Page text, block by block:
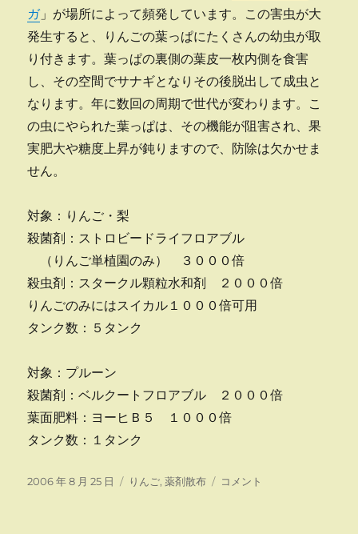
ガ」が場所によって頻発しています。この害虫が大
発生すると、りんごの葉っぱにたくさんの幼虫が取
り付きます。葉っぱの裏側の葉皮一枚内側を食害
し、その空間でサナギとなりその後脱出して成虫と
なります。年に数回の周期で世代が変わります。こ
の虫にやられた葉っぱは、その機能が阻害され、果
実肥大や糖度上昇が鈍りますので、防除は欠かせま
せん。
対象：りんご・梨
殺菌剤：ストロビードライフロアブル
（りんご単植園のみ） ３０００倍
殺虫剤：スタークル顆粒水和剤 ２０００倍
りんごのみにはスイカル１０００倍可用
タンク数：５タンク
対象：プルーン
殺菌剤：ベルクートフロアブル ２０００倍
葉面肥料：ヨーヒＢ５ １０００倍
タンク数：１タンク
投
2006 年 8 月 25 日
カ
りんご,薬剤散布
キ
コメント